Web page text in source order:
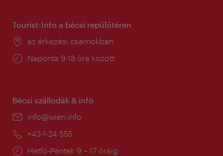
Tourist-Info a bécsi repülőtéren
Helyszín:
az érkezési csarnokban
Nyitva
Naponta 9-18 óra között
Bécsi szállodák & infó
E-
info@wien.info
Telefon:
+43-1-24 555
Nyitva
Hétfő-Péntek 9 – 17 óráig